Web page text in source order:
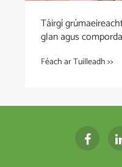
Táirgí
glan agus
Féach ar Tuilleadh >>